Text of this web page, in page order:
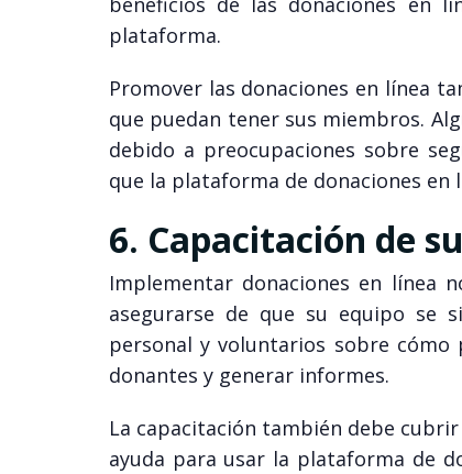
plataforma.
Promover las donaciones en línea
que puedan tener sus miembros.
debido a preocupaciones sobre
que la plataforma de donaciones
6. Capacitación de
Implementar donaciones en línea
asegurarse de que su equipo se
personal y voluntarios sobre cómo
donantes y generar informes.
La capacitación también debe
ayuda para usar la plataforma de